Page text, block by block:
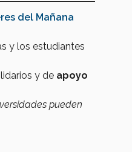
del Mañana
y los estudiantes
y de apoyo
pueden